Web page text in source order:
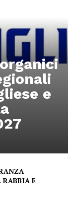
e
RABBIA E